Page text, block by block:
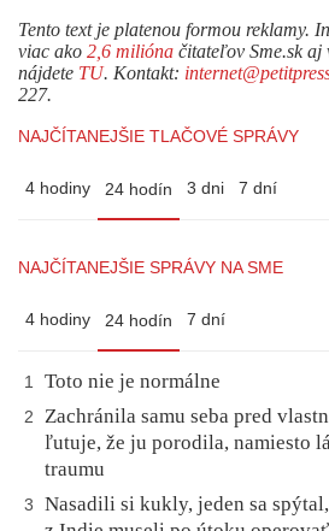
Tento text je platenou formou reklamy.
viac ako 2,6 milióna čitateľov Sme.sk aj
nájdete TU. Kontakt:
227.
NAJČÍTANEJŠIE TLAČOVÉ SPRÁVY
4 hodiny 24 hodín 3 dni 7 dní
NAJČÍTANEJŠIE SPRÁVY NA SME
4 hodiny 24 hodín 7 dní
1 Toto nie je normálne
2
Zachránila samu seba pred
ľutuje, že ju porodila, namiesto
traumu
3
Nasadili si kukly, jeden sa